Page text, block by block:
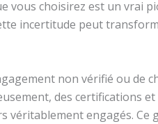
vous choisirez est un vrai
incertitude peut
non vérifié ou de
des certifications
engagés. Ce